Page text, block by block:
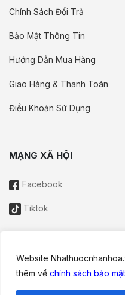
Website
thêm về chính sách bảo mật
Chính Sách Đổi Trả
Bảo Mật Thông Tin
Hướng Dẫn Mua Hàng
Giao Hàng & Thanh Toán
Điều Khoản Sử Dụng
MẠNG XÃ HỘI
Facebook
Tiktok
Thông tin trên website này